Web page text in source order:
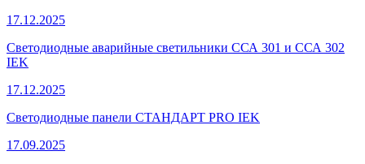
17.12.2025
Светодиодные аварийные светильники ССА 301 и ССА 302
IEK
17.12.2025
Светодиодные панели СТАНДАРТ PRO IEK
17.09.2025